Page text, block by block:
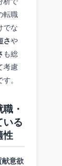
転職
でな
さや
も総
考慮
。
・
いる
性
献意欲